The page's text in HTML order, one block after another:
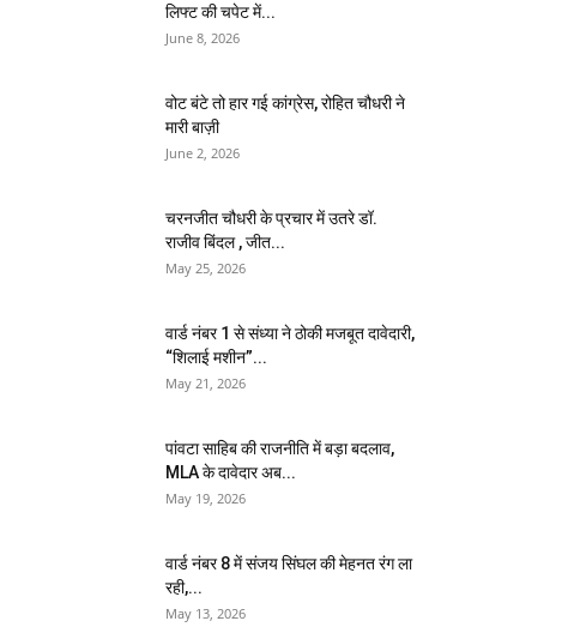
लिफ्ट की चपेट में...
June 8, 2026
वोट बंटे तो हार गई कांग्रेस, रोहित चौधरी ने
मारी बाज़ी
June 2, 2026
चरनजीत चौधरी के प्रचार में उतरे डॉ.
राजीव बिंदल , जीत...
May 25, 2026
वार्ड नंबर 1 से संध्या ने ठोकी मजबूत दावेदारी,
“शिलाई मशीन”...
May 21, 2026
पांवटा साहिब की राजनीति में बड़ा बदलाव,
MLA के दावेदार अब...
May 19, 2026
वार्ड नंबर 8 में संजय सिंघल की मेहनत रंग ला
रही,...
May 13, 2026